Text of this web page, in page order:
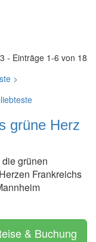
- Einträge 1-6 von 18
>
grüne Herz
grünen
Frankreichs
& Buchung